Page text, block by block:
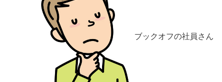
ブックオフの社員さん